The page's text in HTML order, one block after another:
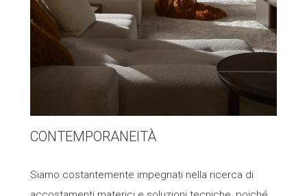
CONTEMPORANEITÀ
Siamo costantemente impegnati nella ricerca di